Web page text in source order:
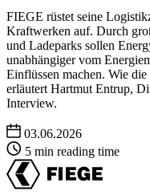
FIEGE rüstet seine
Kraftwerken auf. Durch
und Ladeparks sollen
unabhängiger vom
Einflüssen machen. Wie die
erläutert Hartmut Entrup,
Interview.
03.06.2026
5 min reading time